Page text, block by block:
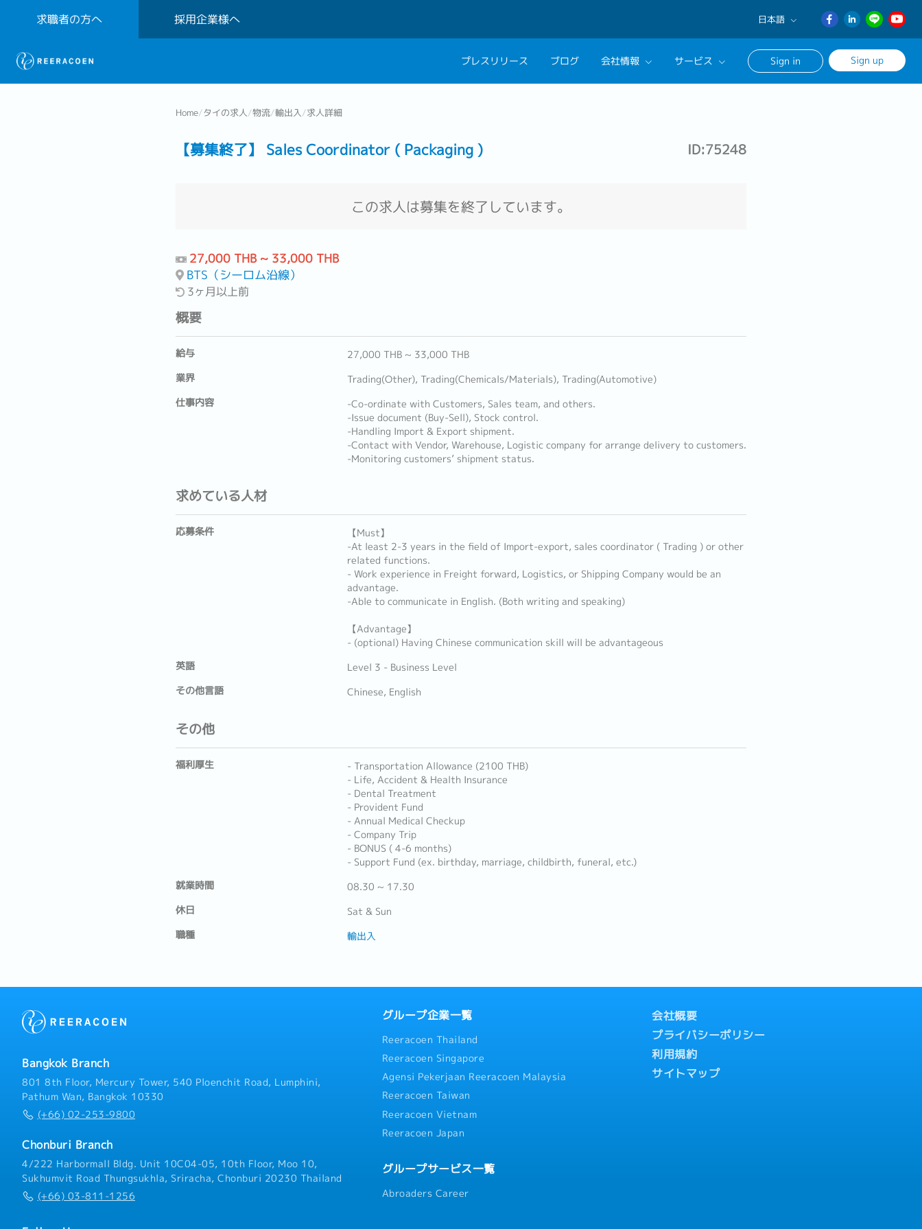
求職者の方へ 採用企業様へ 日本語
English
日本語
プレスリリース ブログ 会社情報 サービス Sign in Sign up
Home/タイの求人/物流/輸出入/求人詳細
【募集終了】 Sales Coordinator ( Packaging ) ID:75248
この求人は募集を終了しています。
27,000 THB ~ 33,000 THB
BTS（シーロム沿線）
3ヶ月以上前
概要
給与
27,000 THB ~ 33,000 THB
業界
Trading(Other), Trading(Chemicals/Materials), Trading(Automotive)
仕事内容
-Co-ordinate with Customers, Sales team, and others.
-Issue document (Buy-Sell), Stock control.
-Handling Import & Export shipment.
-Contact with Vendor, Warehouse, Logistic company for arrange delivery to customers.
-Monitoring customers’ shipment status.
求めている人材
応募条件
【Must】
-At least 2-3 years in the field of Import-export, sales coordinator ( Trading ) or other
related functions.
- Work experience in Freight forward, Logistics, or Shipping Company would be an
advantage.
-Able to communicate in English. (Both writing and speaking)
【Advantage】
- (optional) Having Chinese communication skill will be advantageous
英語
Level 3 - Business Level
その他言語
Chinese, English
その他
福利厚生
- Transportation Allowance (2100 THB)
- Life, Accident & Health Insurance
- Dental Treatment
- Provident Fund
- Annual Medical Checkup
- Company Trip
- BONUS ( 4-6 months)
- Support Fund (ex. birthday, marriage, childbirth, funeral, etc.)
就業時間
08.30 ~ 17.30
休日
Sat & Sun
職種
輸出入
Bangkok Branch
801 8th Floor, Mercury Tower, 540 Ploenchit Road, Lumphini,
Pathum Wan, Bangkok 10330
(+66) 02-253-9800
Chonburi Branch
4/222 Harbormall Bldg. Unit 10C04-05, 10th Floor, Moo 10,
Sukhumvit Road Thungsukhla, Sriracha, Chonburi 20230 Thailand
(+66) 03-811-1256
グループ企業一覧
Reeracoen Thailand
Reeracoen Singapore
Agensi Pekerjaan Reeracoen Malaysia
Reeracoen Taiwan
Reeracoen Vietnam
Reeracoen Japan
グループサービス一覧
Abroaders Career
会社概要
プライバシーポリシー
利用規約
サイトマップ